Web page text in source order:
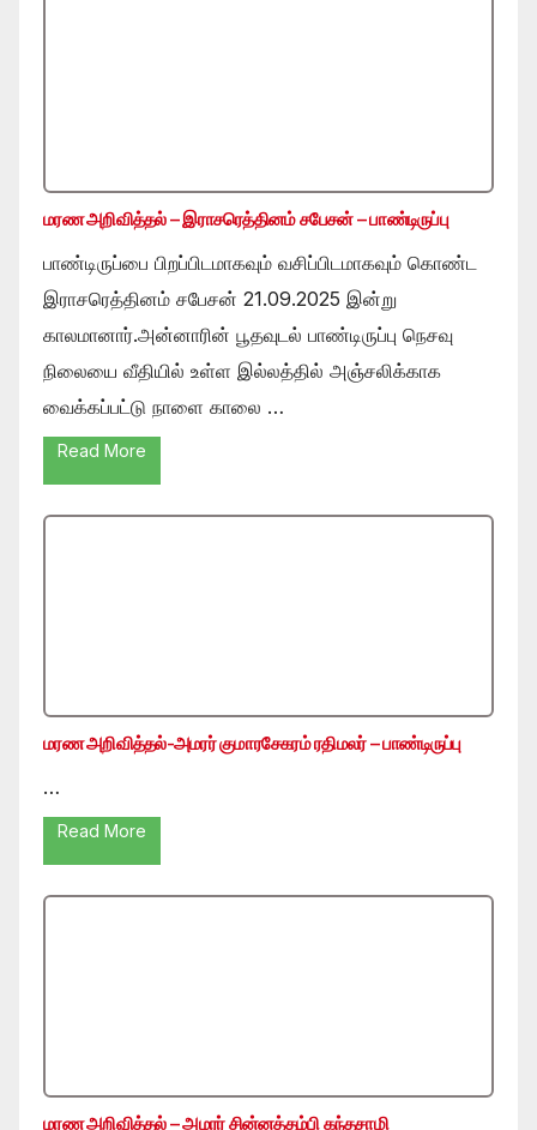
மரண அறிவித்தல் – இராசரெத்தினம் சபேசன் – பாண்டிருப்பு
பாண்டிருப்பை பிறப்பிடமாகவும் வசிப்பிடமாகவும் கொண்ட
இராசரெத்தினம் சபேசன் 21.09.2025 இன்று
காலமானார்.அன்னாரின் பூதவுடல் பாண்டிருப்பு நெசவு
நிலையை வீதியில் உள்ள இல்லத்தில் அஞ்சலிக்காக
வைக்கப்பட்டு நாளை காலை …
Read More
மரண அறிவித்தல்-அமரர் குமாரசேகரம் ரதிமலர் – பாண்டிருப்பு
…
Read More
மரண அறிவித்தல் – அமரர் சின்னத்தம்பி கந்தசாமி